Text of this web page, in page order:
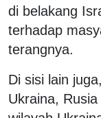
di belakang
terhadap
terangnya.
Di sisi lain
Ukraina,